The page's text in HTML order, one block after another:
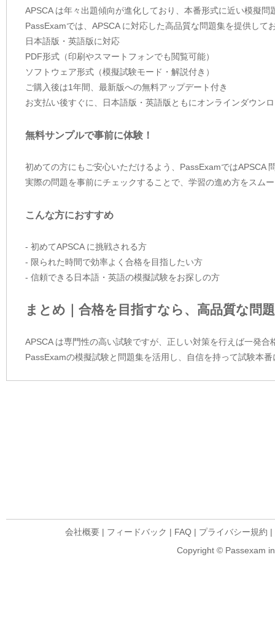
APSCA は年々出題傾向が進化しており、本番形式に近い模擬
PassExamでは、APSCA に対応した高品質な問題集を提供して
日本語版・英語版に対応
PDF形式（印刷やスマートフォンでも閲覧可能）
ソフトウェア形式（模擬試験モード・解説付き）
ご購入後は1年間、最新版への無料アップデート付き
お支払い後すぐに、日本語版・英語版ともにオンラインダウン
無料サンプルで事前に体験！
初めての方にもご安心いただけるよう、PassExamではAPSCA
実際の問題を事前にチェックすることで、学習の進め方をスム
こんな方におすすめ
- 初めてAPSCA に挑戦される方
- 限られた時間で効率よく合格を目指したい方
- 信頼できる日本語・英語の模擬試験をお探しの方
まとめ｜合格を目指すなら、高品質な問
APSCA は専門性の高い試験ですが、正しい対策を行えば一発合
PassExamの模擬試験と問題集を活用し、自信を持って試験本
会社概要 | フィードバック | FAQ | プライバシー規約 |
Copyright © Passexam